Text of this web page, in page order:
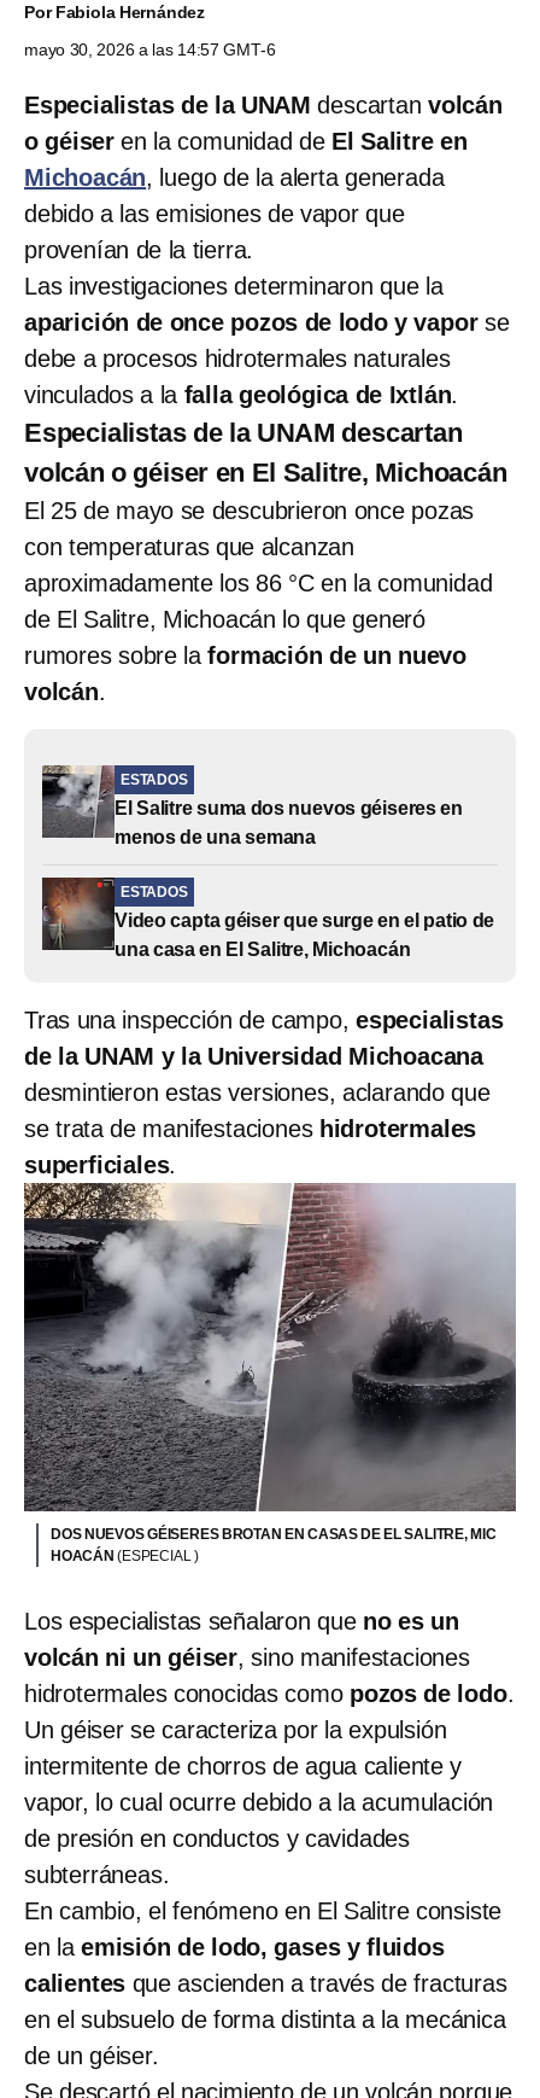
PorFabiola Hernández
mayo 30, 2026 a las 14:57 GMT-6
Especialistas de la UNAM descartan volcán
o géiser en la comunidad de El Salitre en
Michoacán, luego de la alerta generada
debido a las emisiones de vapor que
provenían de la tierra.
Las investigaciones determinaron que la
aparición de once pozos de lodo y vaporse
debe a procesos hidrotermales naturales
vinculados a la falla geológica de Ixtlán.
Especialistas de la UNAM descartan
volcán o géiser en El Salitre, Michoacán
El 25 de mayo se descubrieron once pozas
con temperaturas que alcanzan
aproximadamente los 86 °C en la comunidad
de El Salitre, Michoacán lo que generó
rumores sobre laformación de un nuevo
volcán.
ESTADOS
El Salitre suma dos nuevos géiseres en
menos de una semana
ESTADOS
Video capta géiser que surge en el patio de
una casa en El Salitre, Michoacán
Tras una inspección de campo, especialistas
de la UNAM y la Universidad Michoacana
desmintieron estas versiones, aclarando que
se trata de manifestaciones hidrotermales
superficiales.
DOS NUEVOS GÉISERES BROTAN EN CASAS DE EL SALITRE, MIC
HOACÁN(ESPECIAL )
Los especialistas señalaron que no es un
volcán ni un géiser, sino manifestaciones
hidrotermales conocidas como pozos de lodo.
Un géiser se caracteriza por la expulsión
intermitente de chorros de agua caliente y
vapor, lo cual ocurre debido a la acumulación
de presión en conductos y cavidades
subterráneas.
En cambio, el fenómeno en El Salitre consiste
en la emisión de lodo, gases y fluidos
calientes que ascienden a través de fracturas
en el subsuelo de forma distinta a la mecánica
de un géiser.
Se descartó el nacimiento de un volcán porque